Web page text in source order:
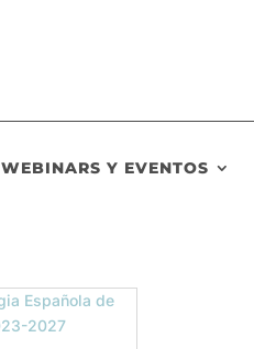
WEBINARS Y EVENTOS